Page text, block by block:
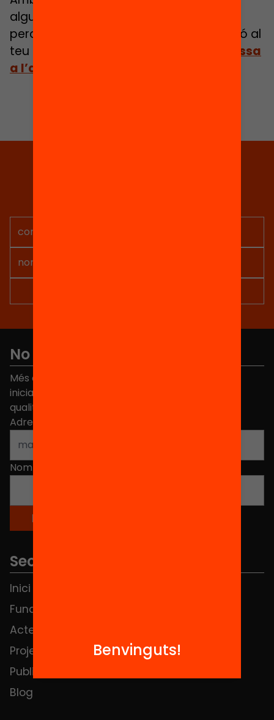
algunes accions i aportem eines i idees
perquè tu també puguis passar a l’acció al
teu municipi.
Descobreix-les totes i passa
a l’acció!
No et perdis res
Més de 40.000 persones ja han triat Equitat. Rep
iniciatives, propostes i projectes per millorar la
qualitat de l'educació a Catalunya.
Adreça electrònica
Nom
Seccions
Inici
Fundació
Actes
Projectes
Publicacions i vídeos
Blog
Contacte
Benvinguts!